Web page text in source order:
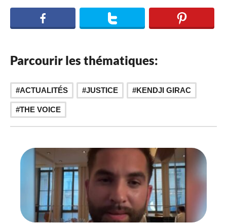
Parcourir les thématiques:
ACTUALITÉS JUSTICE KENDJI GIRAC
THE VOICE